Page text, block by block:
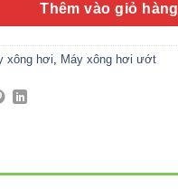
Thêm vào giỏ hàng
xông hơi Máy xông hơi ướt